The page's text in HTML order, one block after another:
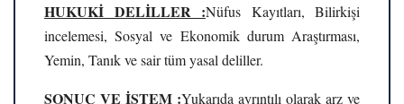
HUKUKİ DELİLLER :Nüfus Kayıtları, Bilirkişi
incelemesi, Sosyal ve Ekonomik durum Araştırması,
Yemin, Tanık ve sair tüm yasal deliller.
SONUÇ VE İSTEM :Yukarıda ayrıntılı olarak arz ve